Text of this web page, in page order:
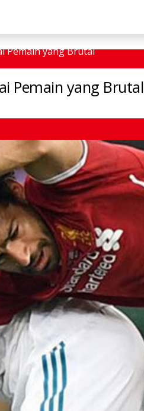
Pemain yang Brutal
Pemain yang Brutal